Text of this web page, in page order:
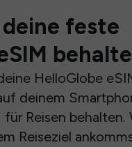
deine feste
HelloGlobe
deinem
Reisen behalten.
Reiseziel